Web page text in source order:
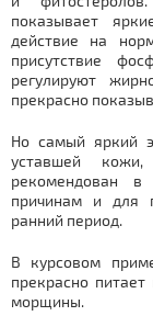
показывает
действие на
присутствие
регулируют
прекрасно
Но самый яркий
уставшей
рекомендован
причинам и для
ранний период.
В курсовом
прекрасно
морщины.